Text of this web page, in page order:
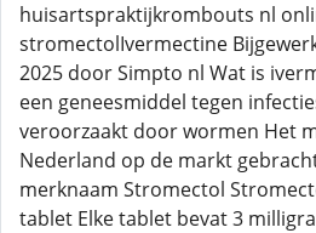
huisartspraktijkrombouts nl
stromectolIvermectine
2025 door Simpto nl Wat is
een geneesmiddel tegen
veroorzaakt door wormen Het
Nederland op de markt
merknaam Stromectol
tablet Elke tablet bevat 3